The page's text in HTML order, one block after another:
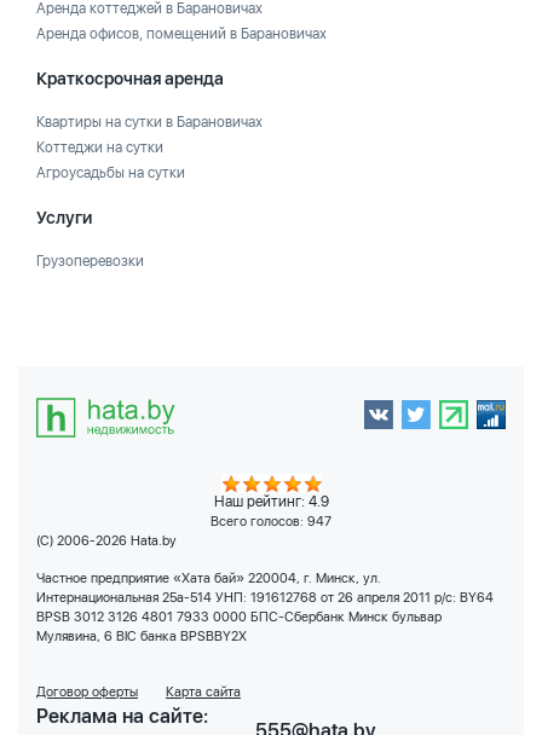
Аренда коттеджей в Барановичах
Аренда офисов, помещений в Барановичах
Краткосрочная аренда
Квартиры на сутки в Барановичах
Коттеджи на сутки
Агроусадьбы на сутки
Услуги
Грузоперевозки
Наш рейтинг: 4.9
Всего голосов: 947
(C) 2006-2026 Hata.by
Частное предприятие «Хата бай» 220004, г. Минск, ул.
Интернациональная 25а-514 УНП: 191612768 от 26 апреля 2011 р/с: BY64
BPSB 3012 3126 4801 7933 0000 БПС-Сбербанк Минск бульвар
Мулявина, 6 BIC банка BPSBBY2X
Договор оферты Карта сайта
Реклама на сайте: